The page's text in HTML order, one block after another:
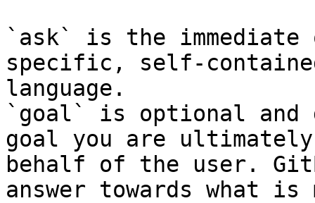
`ask` is the
specific, self-
language.
`goal` is optional and
goal you are
behalf of the user.
answer towards what